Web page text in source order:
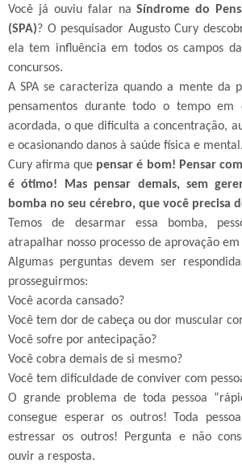
Você já ouviu falar naSíndrome do
(SPA)? O pesquisador Augusto Cury
ela tem influência em todos os campos
concursos.
A SPA se caracteriza quando a mente da
pensamentos durante todo o tempo em
acordada, o que dificulta a concentração,
e ocasionando danos à saúde física e mental.
Cury afirma que pensar é bom! Pensar
é ótimo! Mas pensar demais, sem
bomba no seu cérebro, que você precisa
Temos de desarmar essa bomba,
atrapalhar nosso processo de aprovação em
Algumas perguntas devem ser
prosseguirmos:
Você acorda cansado?
Você tem dor de cabeça ou dor muscular
Você sofre por antecipação?
Você cobra demais de si mesmo?
Você tem dificuldade de conviver com
O grande problema de toda pessoa
consegue esperar os outros! Toda
estressar os outros! Pergunta e não
ouvir a resposta.